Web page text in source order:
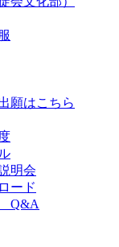
願はこちら
明会
ード
Q&A